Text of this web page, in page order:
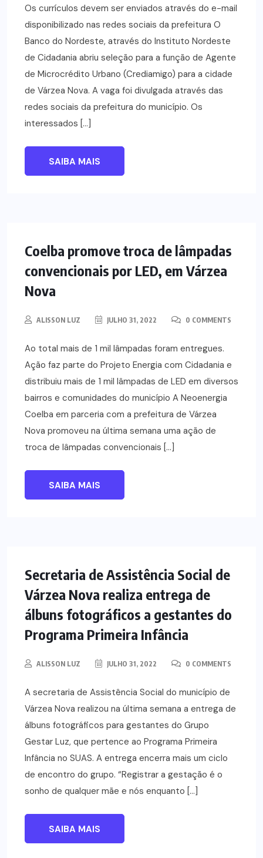
Os currículos devem ser enviados através do e-mail
disponibilizado nas redes sociais da prefeitura O
Banco do Nordeste, através do Instituto Nordeste
de Cidadania abriu seleção para a função de Agente
de Microcrédito Urbano (Crediamigo) para a cidade
de Várzea Nova. A vaga foi divulgada através das
redes sociais da prefeitura do município. Os
interessados […]
SAIBA MAIS
NOTÍCIAS
Coelba promove troca de lâmpadas
convencionais por LED, em Várzea
Nova
ALISSON LUZ JULHO 31, 2022 0 COMMENTS
Ao total mais de 1 mil lâmpadas foram entregues.
Ação faz parte do Projeto Energia com Cidadania e
distribuiu mais de 1 mil lâmpadas de LED em diversos
bairros e comunidades do município A Neoenergia
Coelba em parceria com a prefeitura de Várzea
Nova promoveu na última semana uma ação de
troca de lâmpadas convencionais […]
SAIBA MAIS
NOTÍCIAS
Secretaria de Assistência Social de
Várzea Nova realiza entrega de
álbuns fotográficos a gestantes do
Programa Primeira Infância
ALISSON LUZ JULHO 31, 2022 0 COMMENTS
A secretaria de Assistência Social do município de
Várzea Nova realizou na última semana a entrega de
álbuns fotográficos para gestantes do Grupo
Gestar Luz, que pertence ao Programa Primeira
Infância no SUAS. A entrega encerra mais um ciclo
de encontro do grupo. “Registrar a gestação é o
sonho de qualquer mãe e nós enquanto […]
SAIBA MAIS